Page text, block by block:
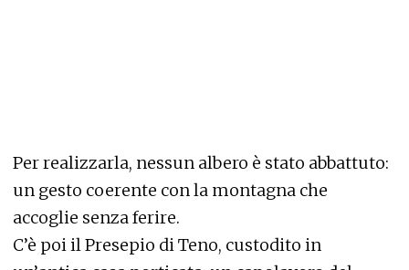
Per realizzarla, nessun albero è stato abbattuto:
un gesto coerente con la montagna che
accoglie senza ferire.
C’è poi il Presepio di Teno, custodito in